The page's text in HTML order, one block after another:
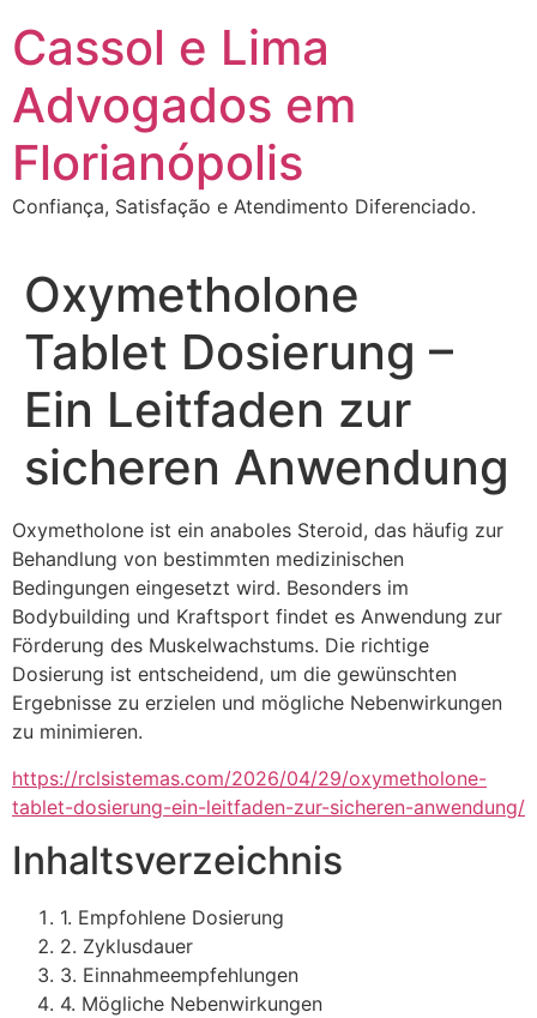
para
conteúdo
Cassol e Lima
Advogados em
Florianópolis
Confiança, Satisfação e Atendimento Diferenciado.
Oxymetholone
Tablet Dosierung –
Ein Leitfaden zur
sicheren Anwendung
Oxymetholone ist ein anaboles Steroid, das häufig zur
Behandlung von bestimmten medizinischen
Bedingungen eingesetzt wird. Besonders im
Bodybuilding und Kraftsport findet es Anwendung zur
Förderung des Muskelwachstums. Die richtige
Dosierung ist entscheidend, um die gewünschten
Ergebnisse zu erzielen und mögliche Nebenwirkungen
zu minimieren.
https://rclsistemas.com/2026/04/29/oxymetholone-
tablet-dosierung-ein-leitfaden-zur-sicheren-anwendung/
Inhaltsverzeichnis
1. Empfohlene Dosierung
2. Zyklusdauer
3. Einnahmeempfehlungen
4. Mögliche Nebenwirkungen